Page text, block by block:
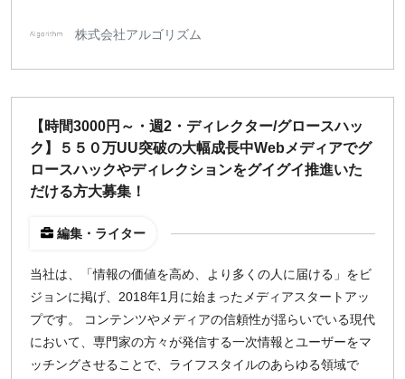
株式会社アルゴリズム
【時間3000円～・週2・ディレクター/グロースハッ
ク】５５０万UU突破の大幅成長中Webメディアでグ
ロースハックやディレクションをグイグイ推進いた
だける方大募集！
編集・ライター
当社は、「情報の価値を高め、より多くの人に届ける」をビ
ジョンに掲げ、2018年1月に始まったメディアスタートアッ
プです。 コンテンツやメディアの信頼性が揺らいでいる現代
において、専門家の方々が発信する一次情報とユーザーをマ
ッチングさせることで、ライフスタイルのあらゆる領域で